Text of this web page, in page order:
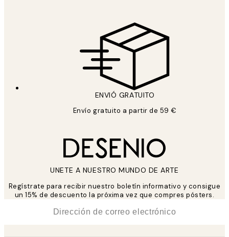
ENVIÓ GRATUITO
Envío gratuito a partir de 59 €
UNETE A NUESTRO MUNDO DE ARTE
Regístrate para recibir nuestro boletín informativo y consigue
un 15% de descuento la próxima vez que compres pósters.